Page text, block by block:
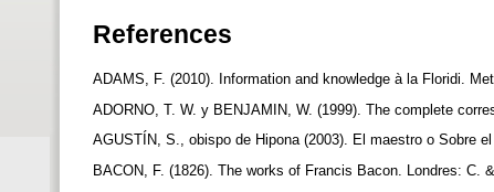
References
ADAMS, F. (2010). Information and knowledge à la Floridi.
ADORNO, T. W. y BENJAMIN, W. (1999). The complete
AGUSTÍN, S., obispo de Hipona (2003). El maestro o Sobre
BACON, F. (1826). The works of Francis Bacon. Londres: C.